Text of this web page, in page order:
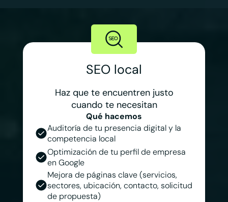
SEO local
Haz que te encuentren justo
cuando te necesitan
Qué hacemos
Auditoría de tu presencia digital y la
competencia local
Optimización de tu perfil de empresa
en Google
Mejora de páginas clave (servicios,
sectores, ubicación, contacto, solicitud
de propuesta)